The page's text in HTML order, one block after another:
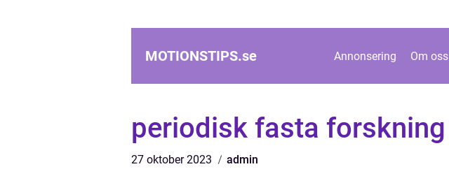
MOTIONSTIPS.se Annonsering Om oss
periodisk fasta forskning
27 oktober 2023 admin